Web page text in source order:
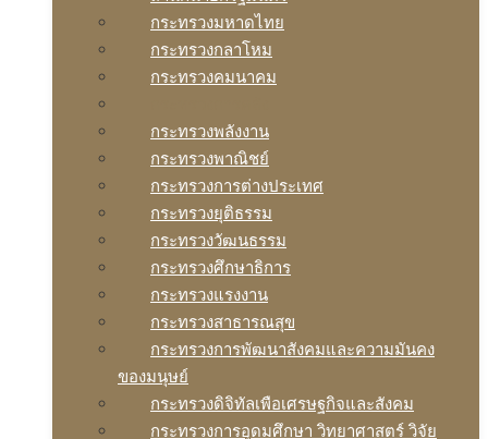
กระทรวงมหาดไทย
กระทรวงกลาโหม
กระทรวงคมนาคม
กระทรวงพลังงาน
กระทรวงพาณิชย์
กระทรวงการต่างประเทศ
กระทรวงยุติธรรม
กระทรวงวัฒนธรรม
กระทรวงศึกษาธิการ
กระทรวงแรงงาน
กระทรวงสาธารณสุข
กระทรวงการพัฒนาสังคมและความมันคง
ของมนุษย์
กระทรวงดิจิทัลเพือเศรษฐกิจและสังคม
กระทรวงการอุดมศึกษา วิทยาศาสตร์ วิจัย